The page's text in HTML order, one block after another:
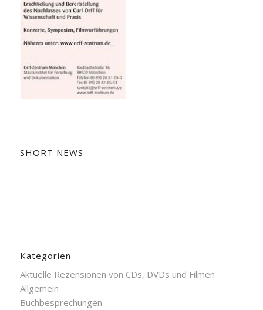
SHORT NEWS
Kategorien
Aktuelle Rezensionen von CDs, DVDs und Filmen
Allgemein
Buchbesprechungen